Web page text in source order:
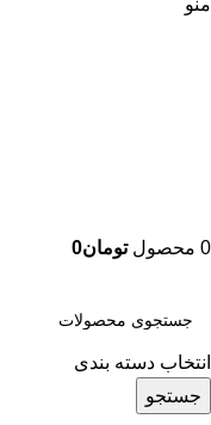
منو
0 محصول تومان0
انتخاب دسته بندی
جستجو